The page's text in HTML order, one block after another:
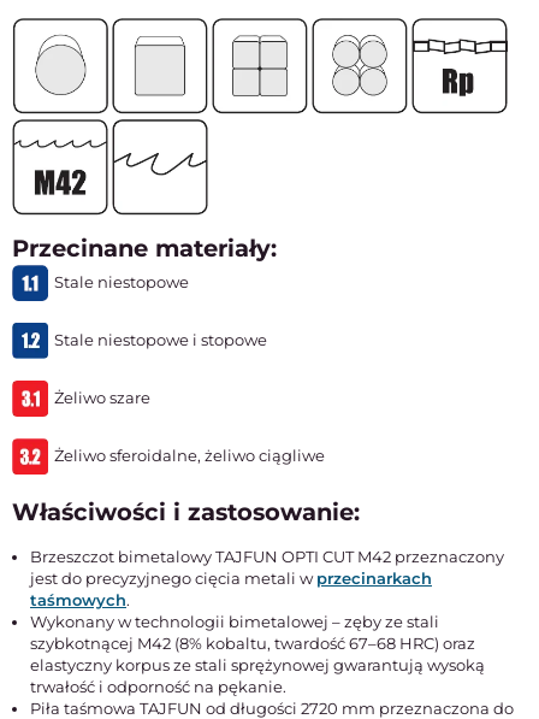
Przecinane materiały:
Stale niestopowe
Stale niestopowe i stopowe
Żeliwo szare
Żeliwo sferoidalne, żeliwo ciągliwe
Właściwości i zastosowanie:
Brzeszczot bimetalowy TAJFUN OPTI CUT M42 przeznaczony
jest do precyzyjnego cięcia metali wprzecinarkach
taśmowych.
Wykonany w technologii bimetalowej – zęby ze stali
szybkotnącej M42 (8% kobaltu, twardość 67–68 HRC) oraz
elastyczny korpus ze stali sprężynowej gwarantują wysoką
trwałość i odporność na pękanie.
Piła taśmowa TAJFUN od długości 2720 mm przeznaczona do